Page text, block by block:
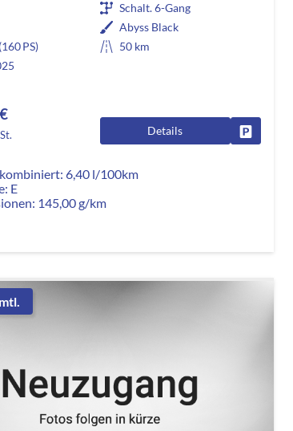
Schalt. 6-Gang
Abyss Black
PS)
50 km
Details
6,40 l/100km
E
145,00 g/km